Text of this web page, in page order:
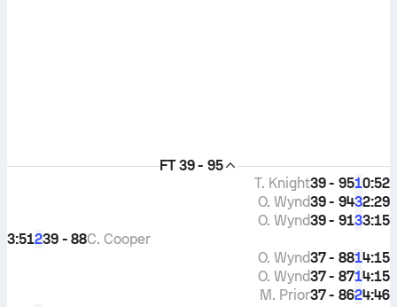
FT 39 - 95
0:52
1
39 - 95
T. Knight
2:29
3
39 - 94
O. Wynd
3:15
3
39 - 91
O. Wynd
3:51239 - 88C. Cooper
4:15
1
37 - 88
O. Wynd
4:15
1
37 - 87
O. Wynd
4:46
2
37 - 86
M. Prior